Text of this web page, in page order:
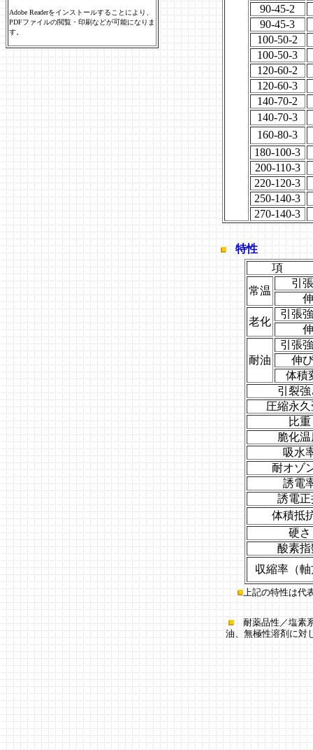
Adobe Readerをインストールすることにより、
PDFファイルの閲覧・印刷などが可能になりま
す。
90-45-2
90-45-3
100-50-2
100-50-3
120-60-2
120-60-3
140-70-2
140-70-3
160-80-3
180-100-3
200-110-3
220-120-3
250-140-3
270-140-3
特性
項
常温
引
老化
引張
耐油
引張
伸
体積
引裂強
圧縮永
比重
脆化温
吸水
耐オゾ
誘電
誘電正
体積抵
硬さ
酸素指
収縮率（
上記の特性は代
耐薬品性／塩素
油、無極性溶剤に対